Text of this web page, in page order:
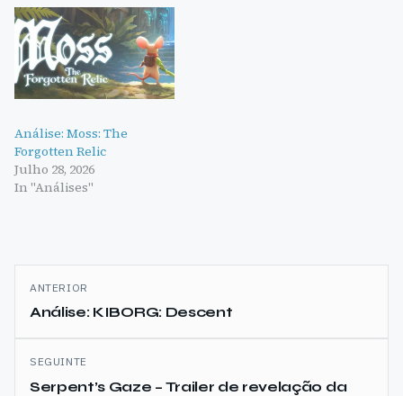
Análise: Moss: The
Forgotten Relic
Julho 28, 2026
In "Análises"
Navegação
de
artigos
ANTERIOR
Análise: KIBORG: Descent
SEGUINTE
Serpent’s Gaze – Trailer de revelação da